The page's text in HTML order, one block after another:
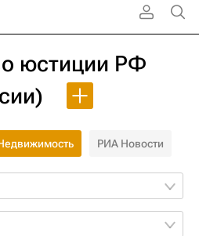
юстиции РФ
РИА Новости